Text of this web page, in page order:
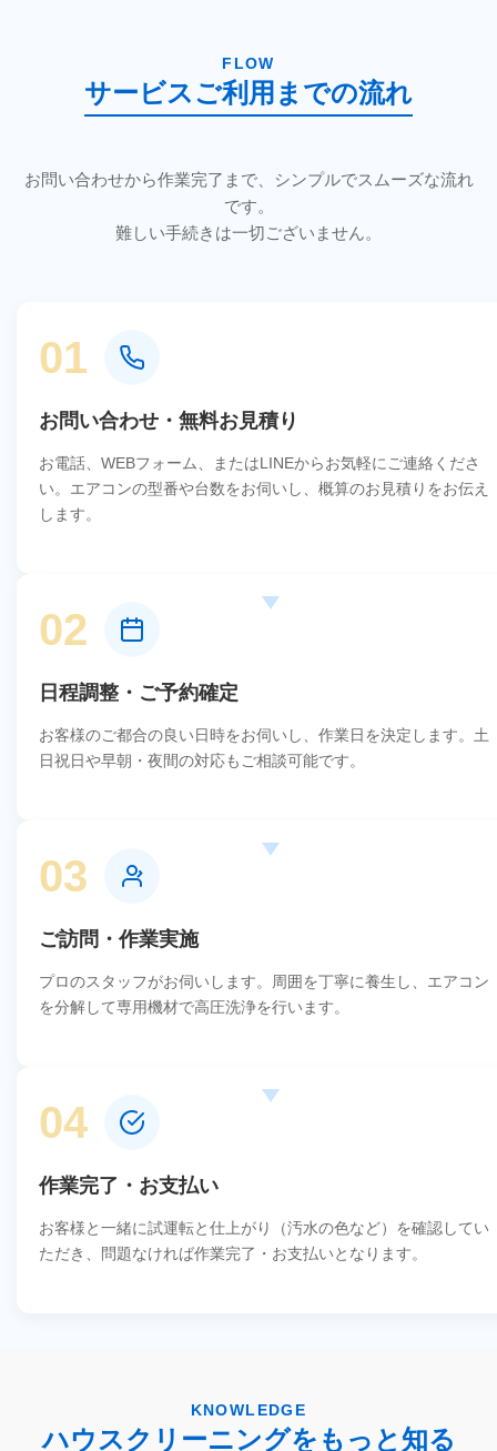
FLOW
サービスご利用までの流れ
お問い合わせから作業完了まで、シンプルでスムーズな流れ
です。
難しい手続きは一切ございません。
01
お問い合わせ・無料お見積り
お電話、WEBフォーム、またはLINEからお気軽にご連絡くださ
い。エアコンの型番や台数をお伺いし、概算のお見積りをお伝え
します。
02
日程調整・ご予約確定
お客様のご都合の良い日時をお伺いし、作業日を決定します。土
日祝日や早朝・夜間の対応もご相談可能です。
03
ご訪問・作業実施
プロのスタッフがお伺いします。周囲を丁寧に養生し、エアコン
を分解して専用機材で高圧洗浄を行います。
04
作業完了・お支払い
お客様と一緒に試運転と仕上がり（汚水の色など）を確認してい
ただき、問題なければ作業完了・お支払いとなります。
KNOWLEDGE
ハウスクリーニングをもっと知る